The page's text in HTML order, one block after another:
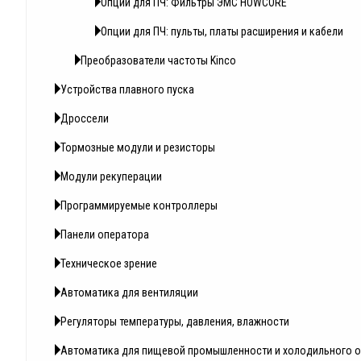
Опции для ПЧ: Фильтры ЭМС HOWCORE
Опции для ПЧ: пульты, платы расширения и кабели
Преобразователи частоты Kinco
Устройства плавного пуска
Дроссели
Тормозные модули и резисторы
Модули рекуперации
Программируемые контроллеры
Панели оператора
Техническое зрение
Автоматика для вентиляции
Регуляторы температуры, давления, влажности
Автоматика для пищевой промышленности и холодильного